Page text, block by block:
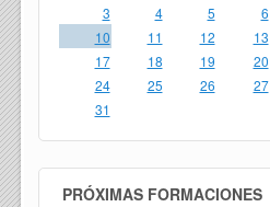
3
4 5 6
10
11 12 13
17
18 19 20
24
25 26 27
31
PRÓXIMAS FORMACIONES